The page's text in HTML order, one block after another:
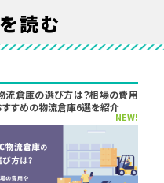
読む
流倉庫の選び方は？相場の費用
すすめの物流倉庫6選を紹介
NEW!